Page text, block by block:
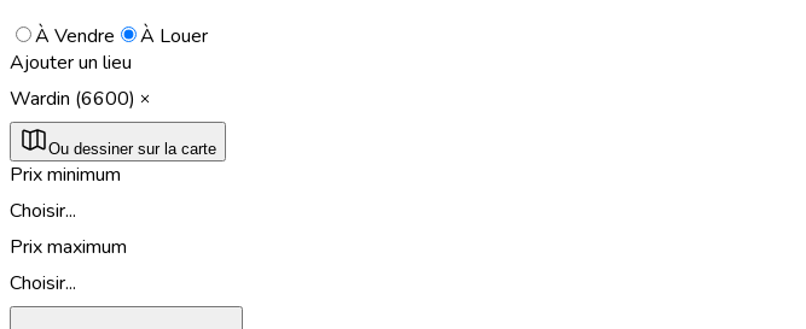
À Vendre
À Louer
Ajouter un lieu
Wardin (6600)
Ou dessiner sur la carte
Prix minimum
Choisir...
Prix maximum
Choisir...